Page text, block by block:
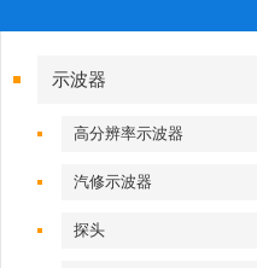
示波器
高分辨率示波器
汽修示波器
探头